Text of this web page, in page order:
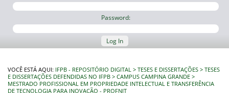
Password:
Log In
VOCÊ ESTÁ AQUI: IFPB - REPOSITÓRIO DIGITAL TESES E DISSERTAÇÕES
TESES
E DISSERTAÇÕES DEFENDIDAS NO IFPB
CAMPUS CAMPINA GRANDE
MESTRADO PROFISSIONAL EM PROPRIEDADE INTELECTUAL E TRANSFERÊNCIA
DE TECNOLOGIA PARA INOVAÇÃO - PROFNIT